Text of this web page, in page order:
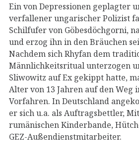
Ein von Depressionen geplagter
verfallener ungarischer Polizist
Schilfufer von Göbesdöchgorni,
und erzog ihn in den Bräuchen
Nachdem sich Rhyfan dem
Männlichkeitsritual unterzogen
Sliwowitz auf Ex gekippt hatte,
Alter von 13 Jahren auf den Weg
Vorfahren. In Deutschland
er sich u.a. als Auftragsbettler,
rumänischen Kinderbande,
GEZ-Außendienstmitarbeiter.